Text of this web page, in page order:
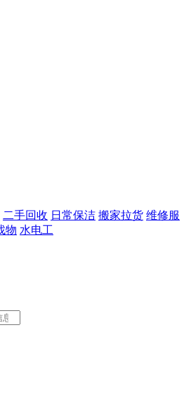
二手回收 日常保洁 搬家拉货 维修服
物 水电工